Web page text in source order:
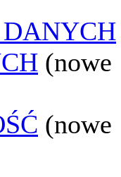
(nowe
(nowe